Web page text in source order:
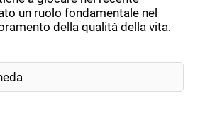
un ruolo fondamentale nel
della qualità della vita.